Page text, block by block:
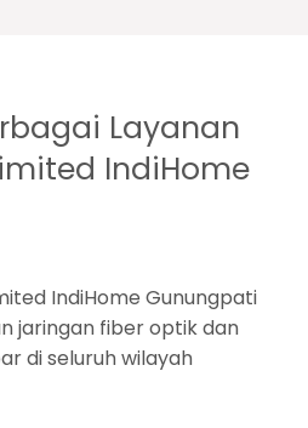
Layanan
IndiHome
IndiHome Gunungpati
jaringan fiber optik dan
di seluruh wilayah